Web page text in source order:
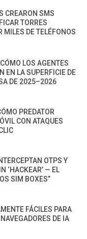
CREARON SMS
TORRES
MILES DE TELÉFONOS
LOS AGENTES
EN LA SUPERFICIE DE
DE 2025–2026
PREDATOR
CON ATAQUES
OTPS Y
‘HACKEAR’ — EL
SIM BOXES”
FÁCILES PARA
DE IA